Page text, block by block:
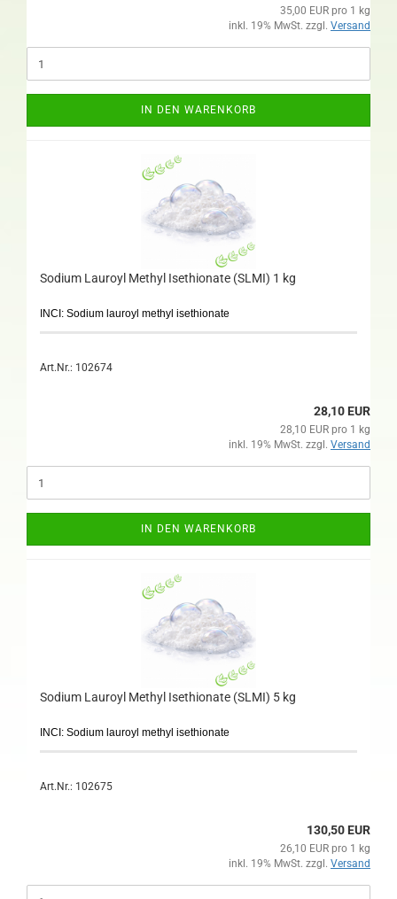
35,00 EUR pro 1 kg
inkl. 19% MwSt. zzgl. Versand
IN DEN WARENKORB
Sodium Lauroyl Methyl Isethionate (SLMI) 1 kg
INCI: Sodium lauroyl methyl isethionate
Art.Nr.: 102674
28,10 EUR
28,10 EUR pro 1 kg
inkl. 19% MwSt. zzgl. Versand
IN DEN WARENKORB
Sodium Lauroyl Methyl Isethionate (SLMI) 5 kg
INCI: Sodium lauroyl methyl isethionate
Art.Nr.: 102675
130,50 EUR
26,10 EUR pro 1 kg
inkl. 19% MwSt. zzgl. Versand